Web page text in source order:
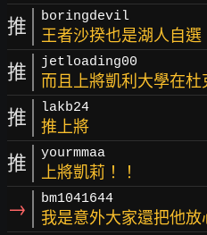
推 boringdevil
王者沙揆也是湖人自選
推 jetloading00
而且上將凱利大學在
推 lakb24
推上將
推 yourmmaa
上將凱莉！！
→ bm1041644
我是意外大家還把他放